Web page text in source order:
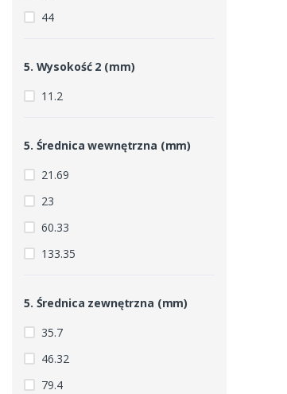
44
5. Wysokość 2 (mm)
11.2
5. Średnica wewnętrzna (mm)
21.69
23
60.33
133.35
5. Średnica zewnętrzna (mm)
35.7
46.32
79.4